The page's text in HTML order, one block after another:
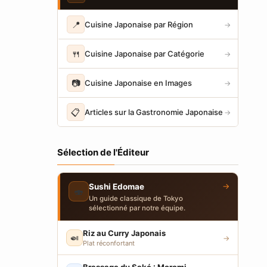
📍 Cuisine Japonaise par Région →
🍴 Cuisine Japonaise par Catégorie →
📷 Cuisine Japonaise en Images →
📋 Articles sur la Gastronomie Japonaise →
Sélection de l'Éditeur
🍣 Sushi Edomae
Un guide classique de Tokyo
sélectionné par notre équipe.
→
🍛 Riz au Curry Japonais
Plat réconfortant
→